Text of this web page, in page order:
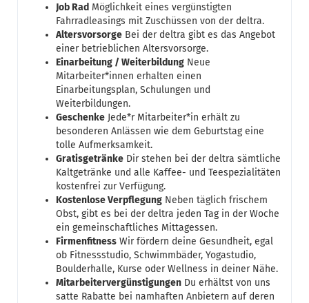
Job Rad Möglichkeit eines vergünstigten
Fahrradleasings mit Zuschüssen von der deltra.
Altersvorsorge Bei der deltra gibt es das Angebot
einer betrieblichen Altersvorsorge.
Einarbeitung / Weiterbildung Neue
Mitarbeiter*innen erhalten einen
Einarbeitungsplan, Schulungen und
Weiterbildungen.
Geschenke Jede*r Mitarbeiter*in erhält zu
besonderen Anlässen wie dem Geburtstag eine
tolle Aufmerksamkeit.
Gratisgetränke Dir stehen bei der deltra sämtliche
Kaltgetränke und alle Kaffee- und Teespezialitäten
kostenfrei zur Verfügung.
Kostenlose Verpflegung Neben täglich frischem
Obst, gibt es bei der deltra jeden Tag in der Woche
ein gemeinschaftliches Mittagessen.
Firmenfitness Wir fördern deine Gesundheit, egal
ob Fitnessstudio, Schwimmbäder, Yogastudio,
Boulderhalle, Kurse oder Wellness in deiner Nähe.
Mitarbeitervergünstigungen Du erhältst von uns
satte Rabatte bei namhaften Anbietern auf deren